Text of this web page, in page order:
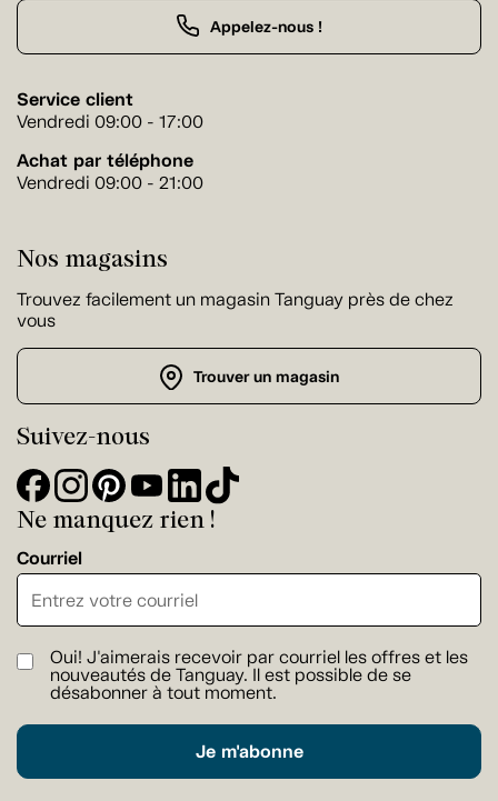
Appelez-nous !
Service client
Vendredi 09:00 - 17:00
Achat par téléphone
Vendredi 09:00 - 21:00
Nos magasins
Trouvez facilement un magasin Tanguay près de chez
vous
Trouver un magasin
Suivez-nous
Ne manquez rien !
Courriel
Oui! J'aimerais recevoir par courriel les offres et les
nouveautés de Tanguay. Il est possible de se
désabonner à tout moment.
Je m'abonne